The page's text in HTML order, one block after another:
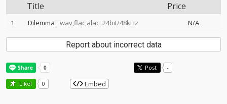
Title Price
1 Dilemma wav,flac,alac: 24bit/48kHz N/A
Report about incorrect data
Post -
Like! 0 Embed